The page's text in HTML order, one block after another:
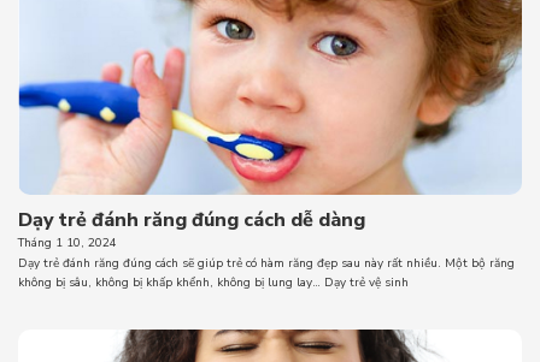
Dạy trẻ đánh răng đúng cách dễ dàng
Tháng 1 10, 2024
Dạy trẻ đánh răng đúng cách sẽ giúp trẻ có hàm răng đẹp sau này rất nhiều. Một bộ răng
không bị sâu, không bị khấp khểnh, không bị lung lay… Dạy trẻ vệ sinh